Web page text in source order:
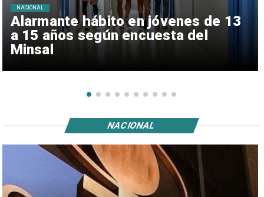
Alarmante hábito en jóvenes de 13
a 15 años según encuesta del
Minsal
NACIONAL
NACIONAL